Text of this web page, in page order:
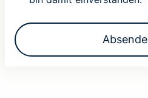
V
O